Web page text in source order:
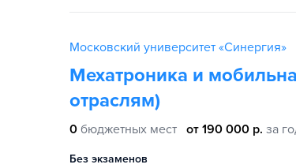
Московский университет «Синергия»
Мехатроника и
отраслям)
0 бюджетных мест от 190 000 р. за
Без экзаменов